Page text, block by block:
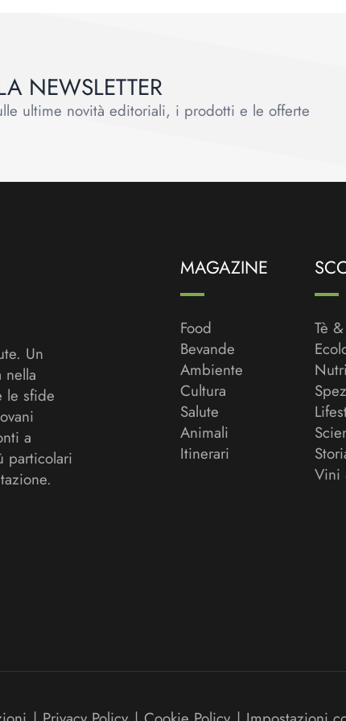
NEWSLETTER
ultime novità editoriali, i prodotti e le offerte
Un
le sfide
a
particolari
MAGAZINE
Food
Bevande
Ambiente
Cultura
Salute
Animali
Itinerari
Tè
Vini